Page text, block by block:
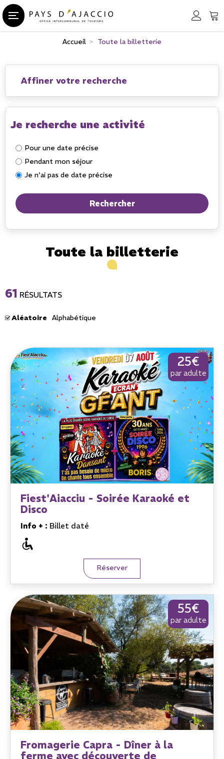
Accueil > Toute la billetterie
Affiner votre recherche
Je recherche une activité
Pour une date précise
Pendant mon séjour
Je n'ai pas de date précise
Toute la billetterie
61 RÉSULTATS
Aléatoire Alphabétique
Fiest'Aiacciu - Soirée Karaoké et
Disco
25€
par adulte
Info + : Billet daté
Réserver
Fromagerie Capra - Dîner à la
ferme avec découverte de
55€
par adulte